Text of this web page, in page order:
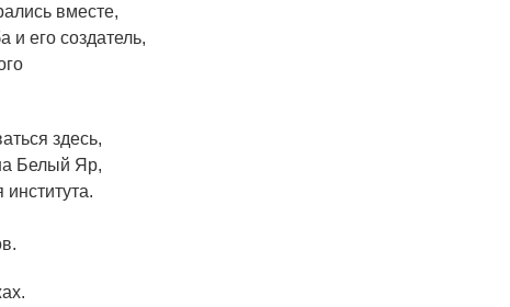
вместе,
и его создатель,
здесь,
Белый Яр,